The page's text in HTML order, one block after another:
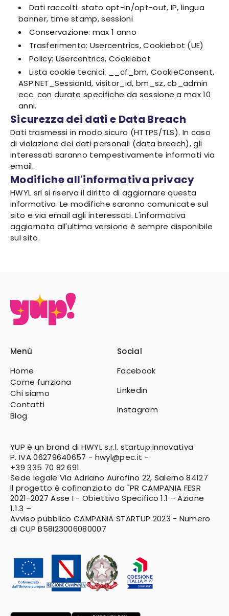
Dati raccolti: stato opt-in/opt-out, IP, lingua
banner, time stamp, sessioni
Conservazione: max 1 anno
Trasferimento: Usercentrics, Cookiebot (UE)
Policy: Usercentrics, Cookiebot
Lista cookie tecnici: __cf_bm, CookieConsent,
ASP.NET_SessionId, visitor_id, bm_sz, cb_admin
ecc. con durate specifiche da sessione a max 10
anni.
Sicurezza dei dati e Data Breach
Dati trasmessi in modo sicuro (HTTPS/TLS). In caso
di violazione dei dati personali (data breach), gli
interessati saranno tempestivamente informati via
email.
Modifiche all'informativa privacy
HWYL srl si riserva il diritto di aggiornare questa
informativa. Le modifiche saranno comunicate sul
sito e via email agli interessati. L'informativa
aggiornata all'ultima versione è sempre disponibile
sul sito.
Menù
Home
Come funziona
Chi siamo
Contatti
Blog
Social
Facebook
Linkedin
Instagram
YUP è un brand di HWYL s.r.l. startup innovativa
P. IVA 06279640657 - hwyl@pec.it -
+39 335 70 82 691
Sede legale Via Adriano Aurofino 22, Salerno 84127
Il progetto è cofinanziato da "PR CAMPANIA FESR
2021-2027 Asse I - Obiettivo Specifico 1.1 – Azione
1.1.3 –
Avviso pubblico CAMPANIA STARTUP 2023 - Numero
di CUP B58I23006080007